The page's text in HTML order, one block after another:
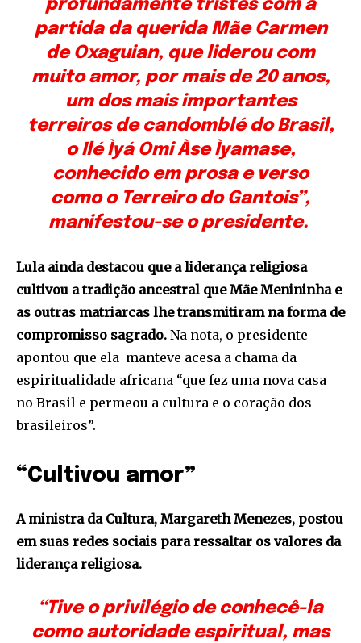
profundamente tristes com a
partida da querida Mãe Carmen
de Oxaguian, que liderou com
muito amor, por mais de 20 anos,
um dos mais importantes
terreiros de candomblé do Brasil,
o Ilé Ìyá Omi Àse Ìyamase,
conhecido em prosa e verso
como o Terreiro do Gantois”,
manifestou-se o presidente.
Lula ainda destacou que a liderança religiosa
cultivou a tradição ancestral que Mãe Menininha e
as outras matriarcas lhe transmitiram na forma de
compromisso sagrado. Na nota, o presidente
apontou que ela manteve acesa a chama da
espiritualidade africana “que fez uma nova casa
no Brasil e permeou a cultura e o coração dos
brasileiros”.
“Cultivou amor”
A ministra da Cultura, Margareth Menezes, postou
em suas redes sociais para ressaltar os valores da
liderança religiosa.
“Tive o privilégio de conhecê-la
como autoridade espiritual, mas